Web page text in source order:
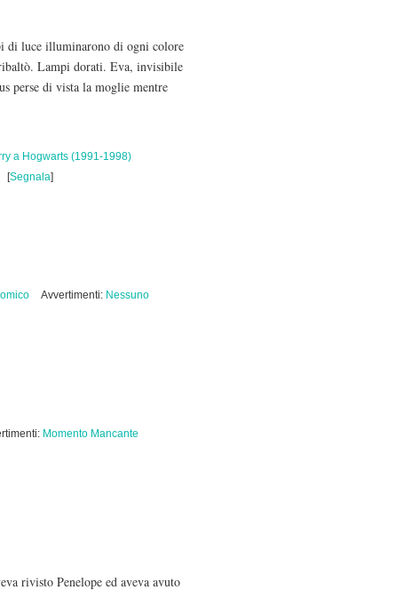
di luce illuminarono di ogni colore
Lampi dorati. Eva, invisibile
perse di vista la moglie mentre
a Hogwarts (1991-1998)
[Segnala]
Avvertimenti: Nessuno
Momento Mancante
rivisto Penelope ed aveva avuto